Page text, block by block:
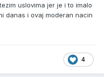
uslovima jer je i to imalo
danas i ovaj moderan nacin
4